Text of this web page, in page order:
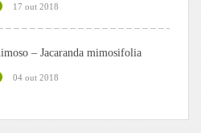
17 out 2018
– Jacaranda mimosifolia
04 out 2018